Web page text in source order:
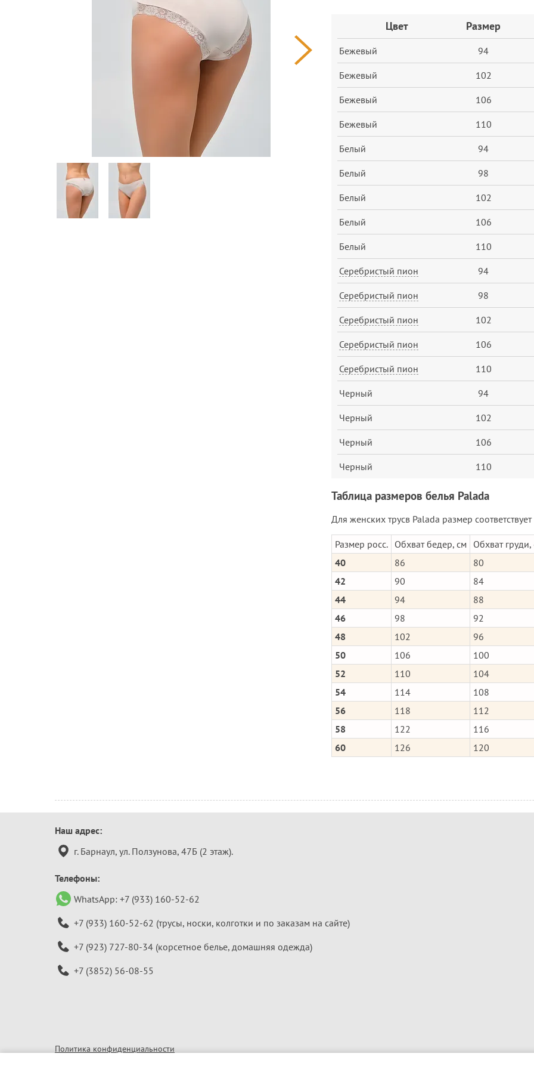
Цвет Размер
Бежевый 94
Бежевый 102
Бежевый 106
Бежевый 110
Белый 94
Белый 98
Белый 102
Белый 106
Белый 110
Серебристый пион 94
Серебристый пион 98
Серебристый пион 102
Серебристый пион 106
Серебристый пион 110
Черный 94
Черный 102
Черный 106
Черный 110
Таблица размеров белья Palada
Для женских трусв Palada размер
Размер росс. Обхват бедер, см
Обхват груди,
40
86
80
42
90
84
44
94
88
46
98
92
48
102
96
50
106
100
52
110
104
54
114
108
56
118
112
58
122
116
60
126 120
Контактная
информация
Наш адрес:
г. Барнаул, ул. Ползунова, 47Б (2 этаж).
Телефоны:
WhatsApp: +7 (933) 160-52-62
+7 (933) 160-52-62 (трусы, носки, колготки и по заказам на сайте)
+7 (923) 727-80-34 (корсетное белье, домашняя одежда)
+7 (3852) 56-08-55
Политика конфиденциальности